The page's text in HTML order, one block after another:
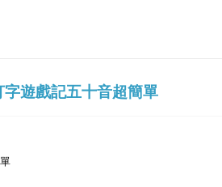
遊戲記五十音超簡單